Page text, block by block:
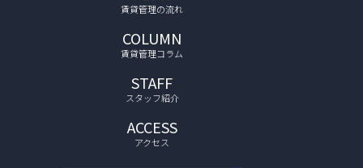
賃貸管理の流れ
COLUMN
賃貸管理コラム
STAFF
スタッフ紹介
ACCESS
アクセス